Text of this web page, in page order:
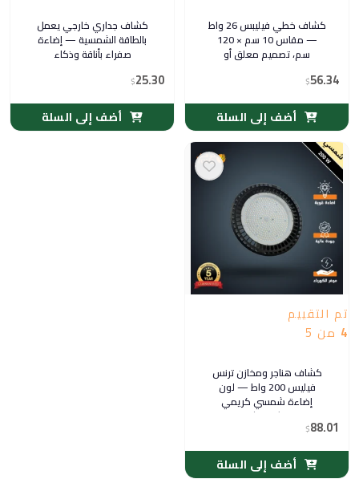
كشاف خطي فيليبس 26 واط
— مقاس 10 سم × 120
سم، تصميم معلق أو
$56.34
أضف إلى السلة
كشاف جداري خارجي يعمل
بالطاقة الشمسية — إضاءة
صفراء بأناقة وذكاء
$25.30
أضف إلى السلة
تم التقييم
4 من 5
كشاف هناجر ومخازن ترنس
فيليس 200 واط — لون
إضاءة شمسي كريمي
(توفل)
$88.01
أضف إلى السلة